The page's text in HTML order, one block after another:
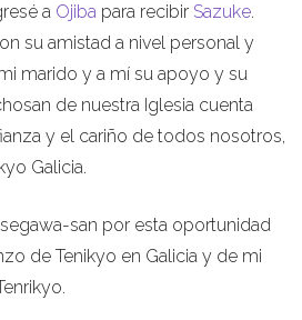
a Ojiba para recibir Sazuke.
su amistad a nivel personal y
marido y a mí su apoyo y su
de nuestra Iglesia cuenta
y el cariño de todos nosotros,
Galicia.
san por esta oportunidad
de Tenikyo en Galicia y de mi